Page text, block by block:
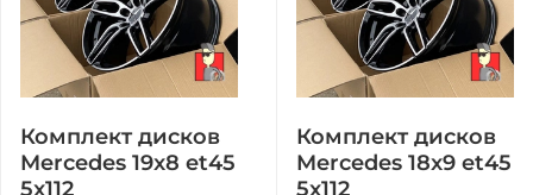
Комплект дисков
Mercedes 19x8 et45
5x112
Комплект дисков
Mercedes 18x9 et45
5x112